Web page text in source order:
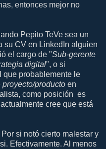
entonces mejor no
Pepito TeVe sea un
su CV en LinkedIn alguien
el cargo de "Sub-gerente
digital", o si
que probablemente le
proyecto/producto en
como posición es
cree que está
Por si notó cierto malestar y
Efectivamente. Al menos